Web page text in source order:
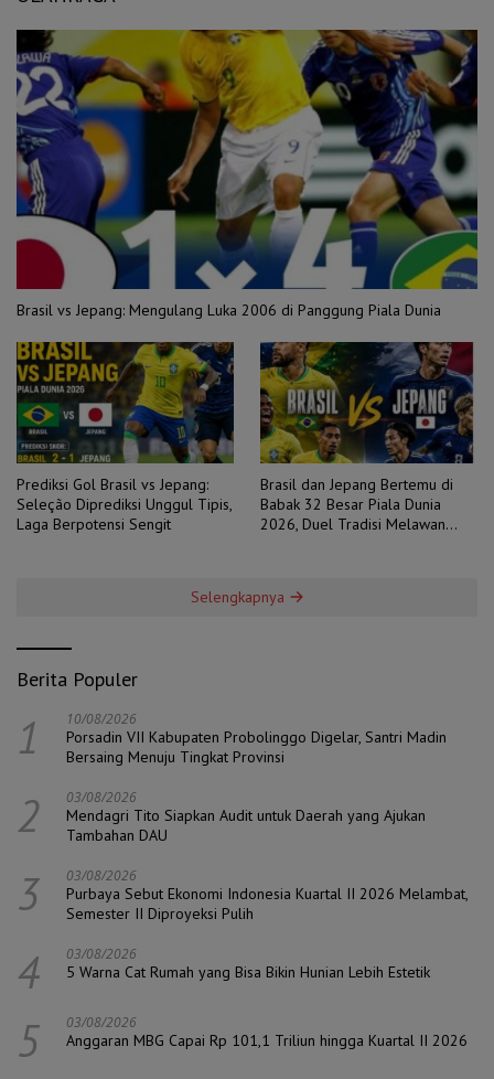
Brasil vs Jepang: Mengulang Luka 2006 di Panggung Piala Dunia
Prediksi Gol Brasil vs Jepang:
Seleção Diprediksi Unggul Tipis,
Laga Berpotensi Sengit
Brasil dan Jepang Bertemu di
Babak 32 Besar Piala Dunia
2026, Duel Tradisi Melawan
Selengkapnya
Berita Populer
1 10/08/2026
Porsadin VII Kabupaten Probolinggo Digelar, Santri Madin
Bersaing Menuju Tingkat Provinsi
2 03/08/2026
Mendagri Tito Siapkan Audit untuk Daerah yang Ajukan
Tambahan DAU
3 03/08/2026
Purbaya Sebut Ekonomi Indonesia Kuartal II 2026 Melambat,
Semester II Diproyeksi Pulih
4 03/08/2026
5 Warna Cat Rumah yang Bisa Bikin Hunian Lebih Estetik
5 03/08/2026
Anggaran MBG Capai Rp 101,1 Triliun hingga Kuartal II 2026